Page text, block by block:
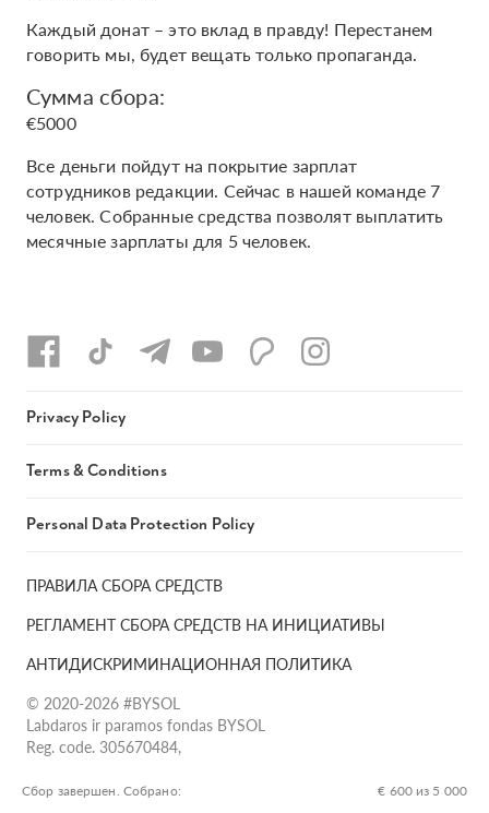
Каждый донат – это вклад в правду! Перестанем
говорить мы, будет вещать только пропаганда.
Сумма сбора:
€5000
Все деньги пойдут на покрытие зарплат
сотрудников редакции. Сейчас в нашей команде 7
человек. Собранные средства позволят выплатить
месячные зарплаты для 5 человек.
Сбор завершен. Собрано: € 600 из 5 000
ПРАВИЛА СБОРА СРЕДСТВ
РЕГЛАМЕНТ СБОРА СРЕДСТВ НА ИНИЦИАТИВЫ
АНТИДИСКРИМИНАЦИОННАЯ ПОЛИТИКА
© 2020-2026 #BYSOL
Labdaros ir paramos fondas BYSOL
Reg. code. 305670484,
g.17-1, LT-13253
Privacy Policy
Terms & Conditions
Personal Data Protection Policy